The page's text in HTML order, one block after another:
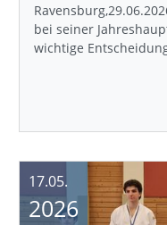
bei seiner
wichtige
17.05.
2026